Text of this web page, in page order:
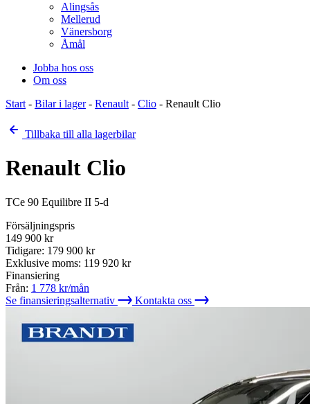
Alingsås
Mellerud
Vänersborg
Åmål
Jobba hos oss
Om oss
Start - Bilar i lager- Renault - Clio - Renault Clio
Tillbaka till alla lagerbilar
Renault Clio
TCe 90 Equilibre II 5-d
Försäljningspris
149 900 kr
Tidigare: 179 900 kr
Exklusive moms: 119 920 kr
Finansiering
Från: 1 778 kr/mån
Se finansieringsalternativ
Kontakta oss